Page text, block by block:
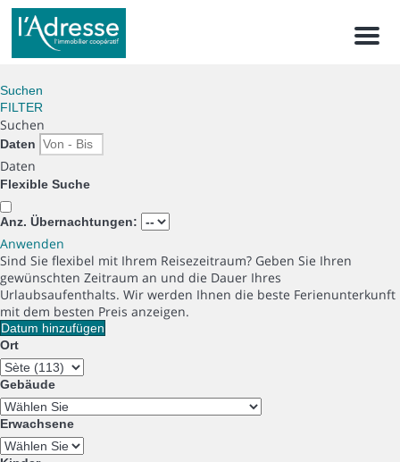
Menu
Suchen
FILTER
Suchen
Daten
Daten
Flexible Suche
Anz. Übernachtungen:
Anwenden
Sind Sie flexibel mit Ihrem Reisezeitraum? Geben Sie Ihren
gewünschten Zeitraum an und die Dauer Ihres
Urlaubsaufenthalts. Wir werden Ihnen die beste Ferienunterkunft
mit dem besten Preis anzeigen.
Datum hinzufügen
Ort
Gebäude
Erwachsene